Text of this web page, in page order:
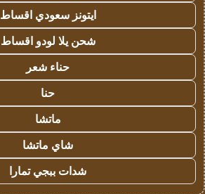
ايتونز سعودي اقساط
شحن يلا لودو اقساط
حناء شعر
حنا
ماتشا
شاي ماتشا
شدات ببجي تمارا